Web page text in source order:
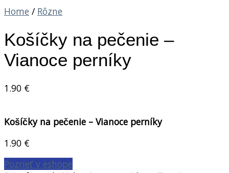
Home / Rôzne
Košíčky na pečenie –
Vianoce perníky
1.90 €
Košíčky na pečenie – Vianoce perníky
1.90 €
Pozrieť v eshope